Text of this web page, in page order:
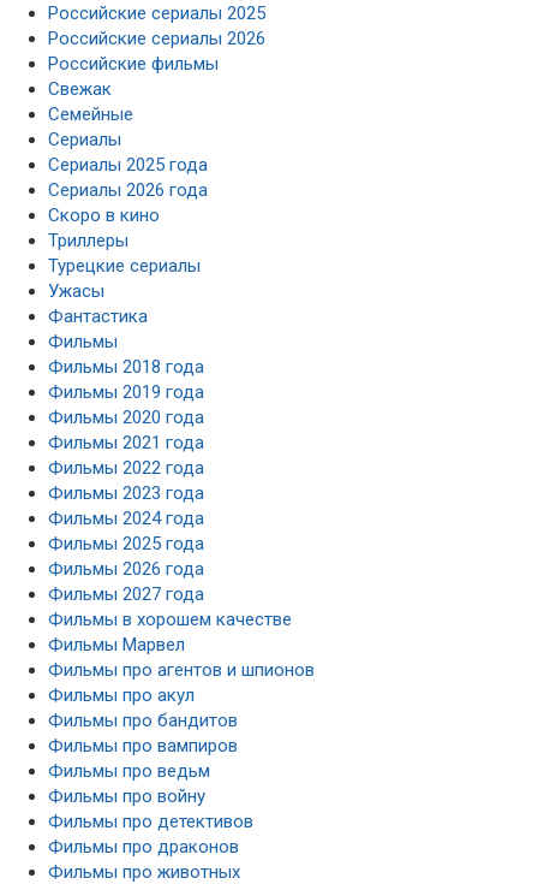
Российские сериалы 2025
Российские сериалы 2026
Российские фильмы
Свежак
Семейные
Сериалы
Сериалы 2025 года
Сериалы 2026 года
Скоро в кино
Триллеры
Турецкие сериалы
Ужасы
Фантастика
Фильмы
Фильмы 2018 года
Фильмы 2019 года
Фильмы 2020 года
Фильмы 2021 года
Фильмы 2022 года
Фильмы 2023 года
Фильмы 2024 года
Фильмы 2025 года
Фильмы 2026 года
Фильмы 2027 года
Фильмы в хорошем качестве
Фильмы Марвел
Фильмы про агентов и шпионов
Фильмы про акул
Фильмы про бандитов
Фильмы про вампиров
Фильмы про ведьм
Фильмы про войну
Фильмы про детективов
Фильмы про драконов
Фильмы про животных